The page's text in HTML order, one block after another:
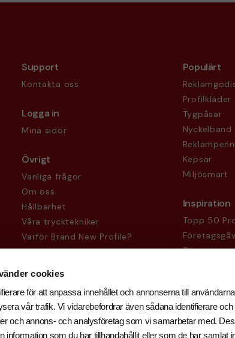
cookies
för att anpassa innehållet och annonserna till
vår trafik. Vi vidarebefordrar även sådana identifierare
och annons- och analysföretag som vi samarbetar med.
information som du har tillhandahållit eller som de har samlat
Support
Kontakta oss
Logga in
Mina sidor
Övrigt
Vanliga frågor
Om oss
Hållbarhet
Våra trycktekniker
Varför Brand New Profile?
Köpvillkor
Populärt
Profilkläder
Tygpåsar
Nyckelband
Kepsar
Miljösmart
Inspiration
Topp 50